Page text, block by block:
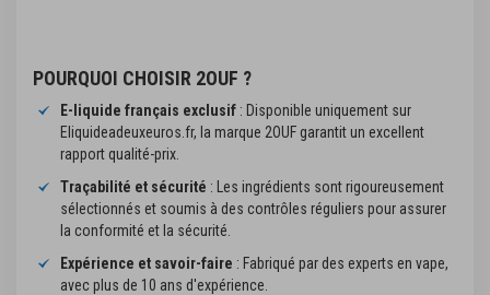
POURQUOI CHOISIR 2OUF ?
E-liquide français exclusif : Disponible uniquement sur
Eliquideadeuxeuros.fr, la marque 2OUF garantit un excellent
rapport qualité-prix.
Traçabilité et sécurité : Les ingrédients sont rigoureusement
sélectionnés et soumis à des contrôles réguliers pour assurer
la conformité et la sécurité.
Expérience et savoir-faire : Fabriqué par des experts en vape,
avec plus de 10 ans d'expérience.